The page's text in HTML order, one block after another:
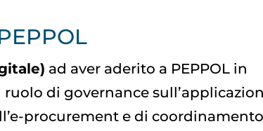
ad aver aderito a PEPPOL in
di governance
procurement e di